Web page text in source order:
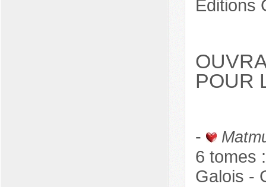
Editions
POUR
-
6 tomes
Galois -